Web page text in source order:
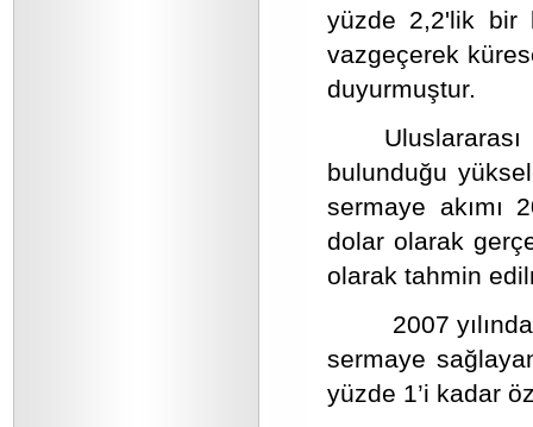
yüzde 2,2'lik bir
vazgeçerek
duyurmuştur.
bulunduğu
sermaye akımı
dolar olarak
olarak tahmin
2007
sermaye
yüzde 1’i kadar